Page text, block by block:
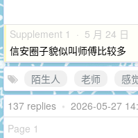
Supplement 1 · 5 月 24 日
信安圈子貌似叫师傅比较多
陌生人 老师
感
137 replies • 2026-05-27
Page 1